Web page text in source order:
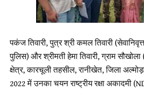
पकंज तिवारी, पुत्र श्री कमल तिवारी
पुलिस) और श्रीमती हेमा तिवारी, ग्राम
क्षेत्र, कारचूली तहसील, रानीखेत, जिला
2022 में उनका चयन राष्ट्रीय रक्षा अकादमी